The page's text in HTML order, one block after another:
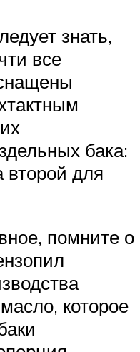
знать,
все
бака:
для
помните о
которое